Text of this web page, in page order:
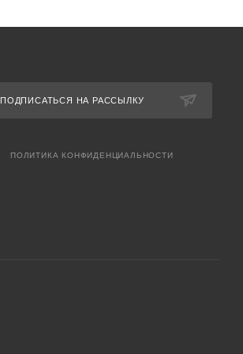
ПОДПИСАТЬСЯ НА РАССЫЛКУ
ПОЛИТИКА КОНФИДЕНЦИАЛЬНОСТИ